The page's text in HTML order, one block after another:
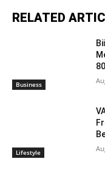
RELATED
Business
Lifestyle